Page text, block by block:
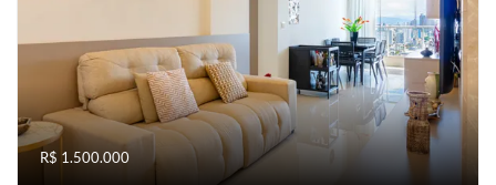
R$ 1.500.000